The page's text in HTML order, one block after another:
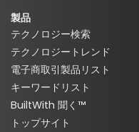
製品
テクノロジー検索
テクノロジートレンド
電子商取引製品リスト
キーワードリスト
BuiltWith 聞く™
トップサイト